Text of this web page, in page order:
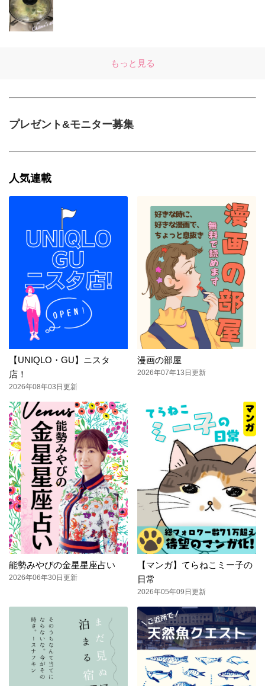
もっと見る
プレゼント&モニター募集
人気連載
【UNIQLO・GU】ニスタ
店！
2026年08年03日更新
漫画の部屋
2026年07年13日更新
能勢みやびの金星星座占い
2026年06年30日更新
【マンガ】てらねこミー子の
日常
2026年05年09日更新